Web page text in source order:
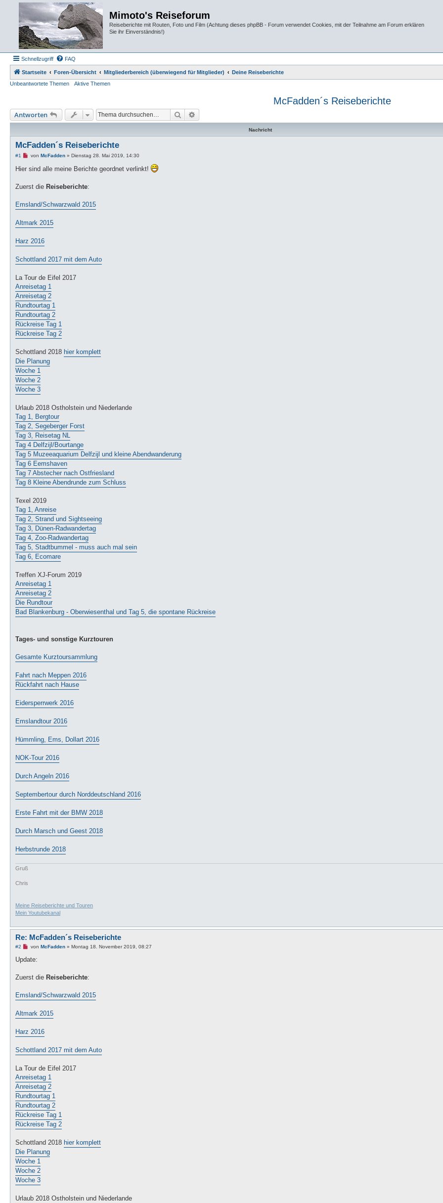
Mimoto's Reiseforum
Reiseberichte mit Routen, Foto und Film (Achtung dieses phpBB - Forum verwendet Cookies, mit der Teilnahme am Forum erklären
Sie ihr Einverständnis!)
Schnellzugriff FAQ
Startseite Foren-Übersicht Mitgliederbereich (überwiegend für Mitglieder)
Deine Reiseberichte
Unbeantwortete Themen
Aktive Themen
McFadden´s Reiseberichte
Antworten Suche
Nachricht
McFadden´s Reiseberichte
#1
U
g
e
e
s
n
e
e
von McFadden» Dienstag 28. Mai 2019, 14:30
Hier sind alle meine Berichte geordnet verlinkt!
Zuerst die Reiseberichte:
Emsland/Schwarzwald 2015
Altmark 2015
Harz 2016
Schottland 2017 mit dem Auto
La Tour de Eifel 2017
Anreisetag 1
Anreisetag 2
Rundtourtag 1
Rundtourtag 2
Rückreise Tag 1
Rückreise Tag 2
Schottland 2018 hier komplett
Die Planung
Woche 1
Woche 2
Woche 3
Urlaub 2018 Ostholstein und Niederlande
Tag 1, Bergtour
Tag 2, Segeberger Forst
Tag 3, Reisetag NL
Tag 4 Delfzijl/Bourtange
Tag 5 Muzeeaquarium Delfzijl und kleine Abendwanderung
Tag 6 Eemshaven
Tag 7 Abstecher nach Ostfriesland
Tag 8 Kleine Abendrunde zum Schluss
Texel 2019
Tag 1, Anreise
Tag 2, Strand und Sightseeing
Tag 3, Dünen-Radwandertag
Tag 4, Zoo-Radwandertag
Tag 5, Stadtbummel - muss auch mal sein
Tag 6, Ecomare
Treffen XJ-Forum 2019
Anreisetag 1
Anreisetag 2
Die Rundtour
Bad Blankenburg - Oberwiesenthal und Tag 5, die spontane Rückreise
Tages- und sonstige Kurztouren
Gesamte Kurztoursammlung
Fahrt nach Meppen 2016
Rückfahrt nach Hause
Eidersperrwerk 2016
Emslandtour 2016
Hümmling, Ems, Dollart 2016
NOK-Tour 2016
Durch Angeln 2016
Septembertour durch Norddeutschland 2016
Erste Fahrt mit der BMW 2018
Durch Marsch und Geest 2018
Herbstrunde 2018
Gruß
Chris
Meine Reiseberichte und Touren
Mein Youtubekanal
Re: McFadden´s Reiseberichte
#2
U
g
e
n
e
B
e
r
g
von McFadden» Montag 18. November 2019, 08:27
Update:
Zuerst die Reiseberichte:
Emsland/Schwarzwald 2015
Altmark 2015
Harz 2016
Schottland 2017 mit dem Auto
La Tour de Eifel 2017
Anreisetag 1
Anreisetag 2
Rundtourtag 1
Rundtourtag 2
Rückreise Tag 1
Rückreise Tag 2
Schottland 2018 hier komplett
Die Planung
Woche 1
Woche 2
Woche 3
Urlaub 2018 Ostholstein und Niederlande